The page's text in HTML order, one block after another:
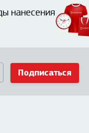
нанесения
Подписаться